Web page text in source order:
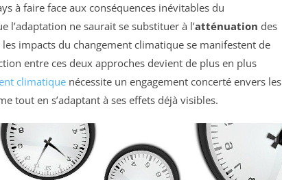
à faire face aux conséquences inévitables du
l’adaptation ne saurait se substituer à l’atténuation des
impacts du changement climatique se manifestent de
entre ces deux approches devient de plus en plus
climatique nécessite un engagement concerté envers les
tout en s’adaptant à ses effets déjà visibles.